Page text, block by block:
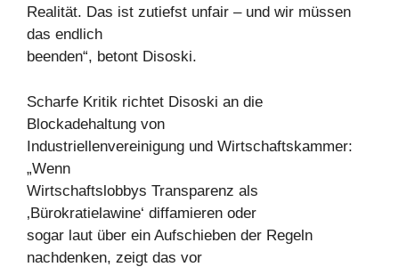
Realität. Das ist zutiefst unfair – und wir müssen
das endlich
beenden“, betont Disoski.
Scharfe Kritik richtet Disoski an die
Blockadehaltung von
Industriellenvereinigung und Wirtschaftskammer:
„Wenn
Wirtschaftslobbys Transparenz als
‚Bürokratielawine‘ diffamieren oder
sogar laut über ein Aufschieben der Regeln
nachdenken, zeigt das vor